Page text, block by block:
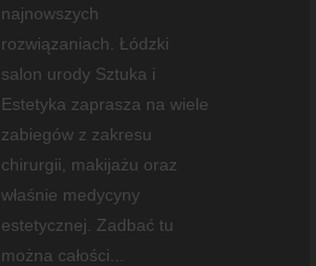
najnowszych
rozwiązaniach. Łódzki
salon urody Sztuka i
Estetyka zaprasza na wiele
zabiegów z zakresu
chirurgii, makijażu oraz
właśnie medycyny
estetycznej. Zadbać tu
można całości...